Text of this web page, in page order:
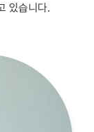
있습니다.